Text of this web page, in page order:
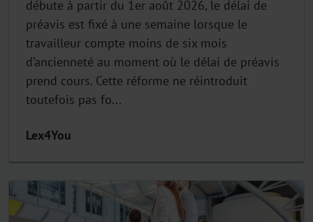
débute à partir du 1er août 2026, le délai de
préavis est fixé à une semaine lorsque le
travailleur compte moins de six mois
d’ancienneté au moment où le délai de préavis
prend cours. Cette réforme ne réintroduit
toutefois pas fo...
Lex4You